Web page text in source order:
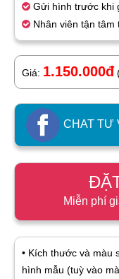
Gửi hình trước khi
Nhân viên tận tâm
Giá: 1.150.000đ
CHAT TƯ
Miễn phí
• Kích thước và màu
hình mẫu (tuỳ vào